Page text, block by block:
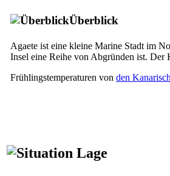
Überblick
Agaete ist eine kleine Marine Stadt im
Insel eine Reihe von Abgründen ist. Der
Frühlingstemperaturen von den
Lage